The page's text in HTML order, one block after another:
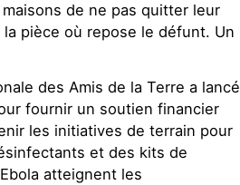
de ne pas quitter leur
la pièce où repose le défunt. Un
des Amis de la Terre a lancé
fournir un soutien financier
les initiatives de terrain pour
et des kits de
atteignent les